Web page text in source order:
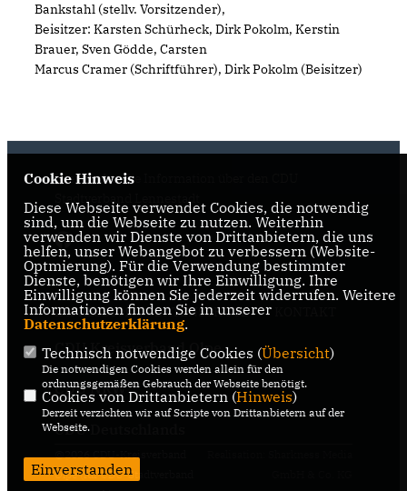
Bankstahl (stellv. Vorsitzender),
Beisitzer: Karsten Schürheck, Dirk Pokolm, Kerstin
Brauer, Sven Gödde, Carsten
Marcus Cramer (Schriftführer), Dirk Pokolm (Beisitzer)
Hier finden Sie Information über den CDU
Stadtverband Lennestadt
IMPRESSUM DATENSCHUTZ
CDU Kreisverband Olpe
CDU NRW
CDU Deutschlands
@2026 CDU-Kreisverband
Olpe (für CDU-Stadtverband
Cookie Hinweis
Diese Webseite verwendet Cookies, die notwendig
sind, um die Webseite zu nutzen. Weiterhin
verwenden wir Dienste von Drittanbietern, die uns
helfen, unser Webangebot zu verbessern (Website-
Optmierung). Für die Verwendung bestimmter
Dienste, benötigen wir Ihre Einwilligung. Ihre
Einwilligung können Sie jederzeit widerrufen. Weitere
Informationen finden Sie in unserer
Datenschutzerklärung.
Technisch notwendige Cookies (Übersicht)
Die notwendigen Cookies werden allein für den
ordnungsgemäßen Gebrauch der Webseite benötigt.
Cookies von Drittanbietern (Hinweis)
Derzeit verzichten wir auf Scripte von Drittanbietern auf der
Webseite.
Einverstanden